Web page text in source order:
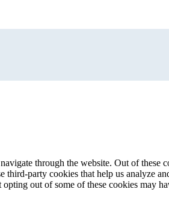
through the website. Out of these
party cookies that help us analyze
out of some of these cookies may